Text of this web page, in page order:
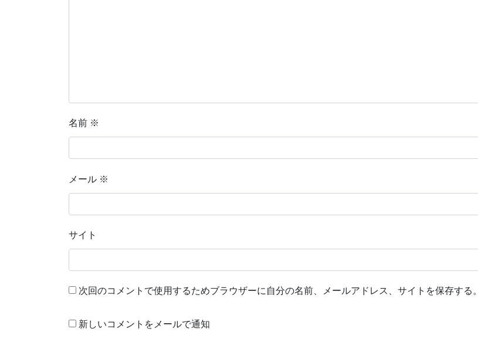
名前 ※
メール ※
サイト
次回のコメントで使用するためブラウザーに自分の名前、メールアドレス、サイトを保存する。
新しいコメントをメールで通知